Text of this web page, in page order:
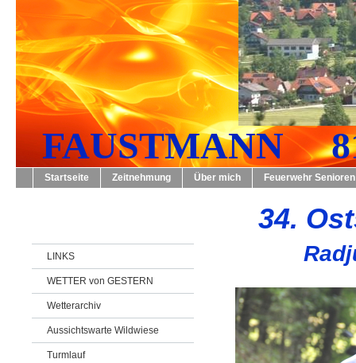
FAUSTMANN
Startseite Zeitnehmung Über mich Feuerwehr Senioren
LINKS
WETTER von GESTERN
Wetterarchiv
Aussichtswarte Wildwiese
Turmlauf
34.